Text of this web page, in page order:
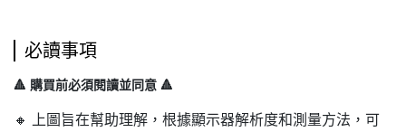
必讀事項
🔺 購買前必須閱讀並同意 🔺
🔸 上圖旨在幫助理解，根據顯示器解析度和測量方法，可